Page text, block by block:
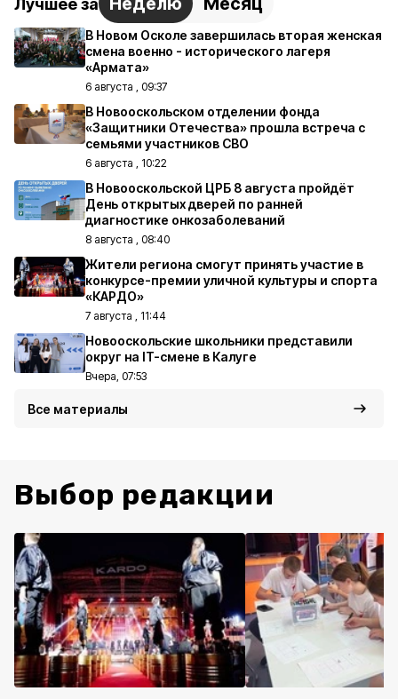
В Новом Осколе завершилась вторая женская
смена военно - исторического лагеря
«Армата»
6 августа , 09:37
В Новооскольском отделении фонда
«Защитники Отечества» прошла встреча с
семьями участников СВО
6 августа , 10:22
В Новооскольской ЦРБ 8 августа пройдёт
День открытых дверей по ранней
диагностике онкозаболеваний
8 августа , 08:40
Жители региона смогут принять участие в
конкурсе-премии уличной культуры и спорта
«КАРДО»
7 августа , 11:44
Новооскольские школьники представили
округ на IT-смене в Калуге
Вчера, 07:53
Все материалы
Выбор редакции